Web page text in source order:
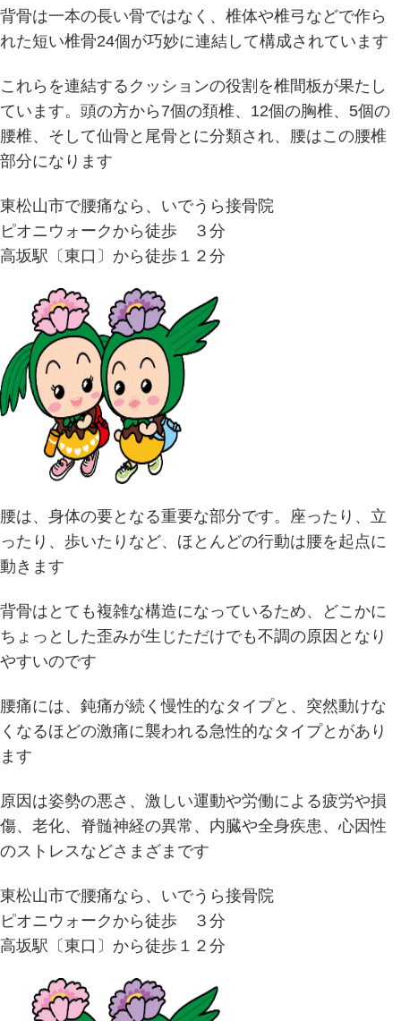
背骨は一本の長い骨ではなく、椎体や椎弓などで作ら
れた短い椎骨24個が巧妙に連結して構成されています
これらを連結するクッションの役割を椎間板が果たし
ています。頭の方から7個の頚椎、12個の胸椎、5個の
腰椎、そして仙骨と尾骨とに分類され、腰はこの腰椎
部分になります
東松山市で腰痛なら、いでうら接骨院
ピオニウォークから徒歩 ３分
高坂駅〔東口〕から徒歩１２分
腰は、身体の要となる重要な部分です。座ったり、立
ったり、歩いたりなど、ほとんどの行動は腰を起点に
動きます
背骨はとても複雑な構造になっているため、どこかに
ちょっとした歪みが生じただけでも不調の原因となり
やすいのです
腰痛には、鈍痛が続く慢性的なタイプと、突然動けな
くなるほどの激痛に襲われる急性的なタイプとがあり
ます
原因は姿勢の悪さ、激しい運動や労働による疲労や損
傷、老化、脊髄神経の異常、内臓や全身疾患、心因性
のストレスなどさまざまです
東松山市で腰痛なら、いでうら接骨院
ピオニウォークから徒歩 ３分
高坂駅〔東口〕から徒歩１２分